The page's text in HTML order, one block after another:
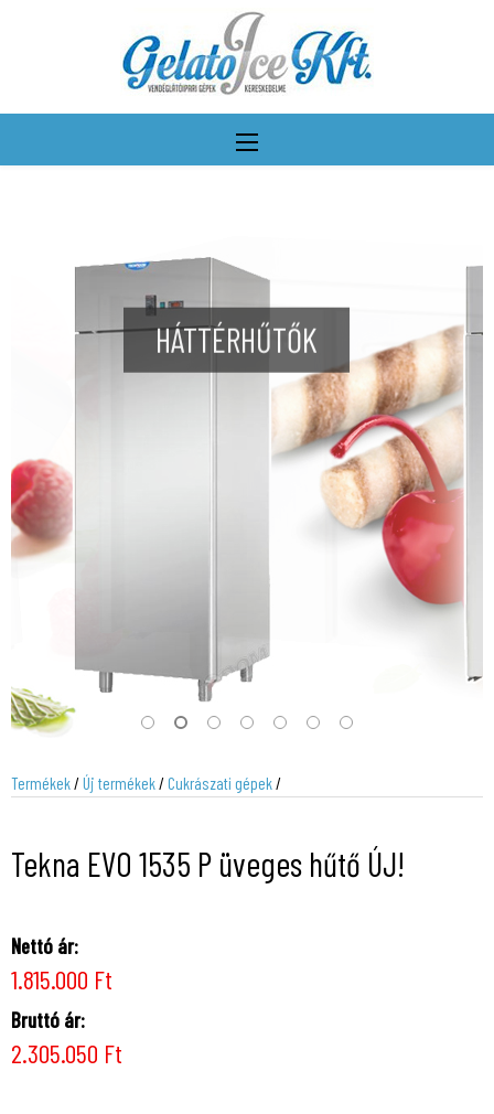
HÁTTÉRHŰTŐK
További részletek
Termékek/Új termékek/Cukrászati gépek/
Tekna EVO 1535 P üveges hűtő ÚJ!
Nettó ár:
1.815.000 Ft
Bruttó ár:
2.305.050 Ft